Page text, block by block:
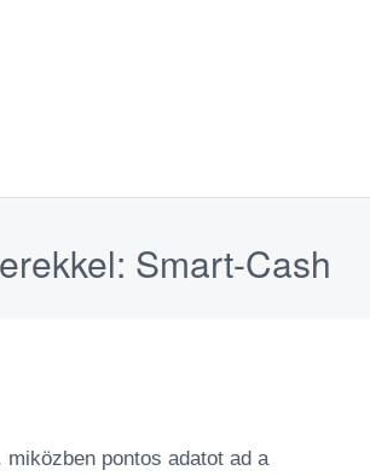
Smart-Cash
pontos adatot ad a